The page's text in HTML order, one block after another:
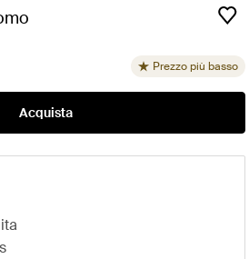
Prezzo più basso
Acquista